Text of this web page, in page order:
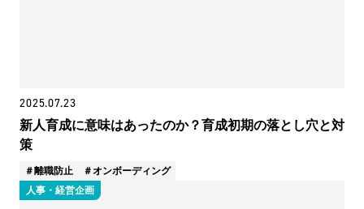
2025.07.23
新人育成に意味はあったのか？育成初期の落とし穴と対
策
離職防止
オンボーディング
人事・経営企画